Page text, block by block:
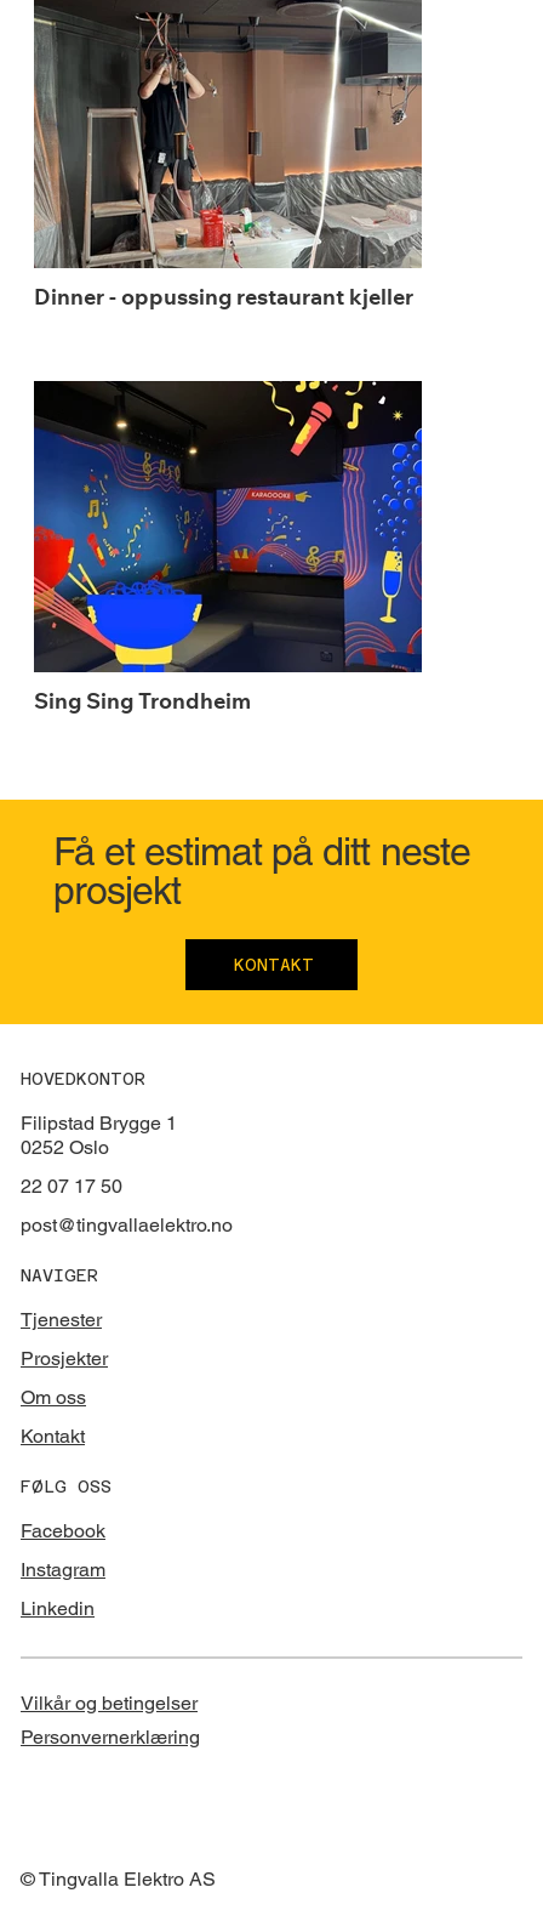
Dinner - oppussing restaurant kjeller
Sing Sing Trondheim
Få et estimat på ditt neste
prosjekt
KONTAKT
HOVEDKONTOR
Filipstad Brygge 1
0252 Oslo
22 07 17 50
post@tingvallaelektro.no
NAVIGER
Tjenester
Prosjekter
Om oss
Kontakt
FØLG OSS
Facebook
Instagram
Linkedin
Vilkår og betingelser
Personvernerklæring
© Tingvalla Elektro AS